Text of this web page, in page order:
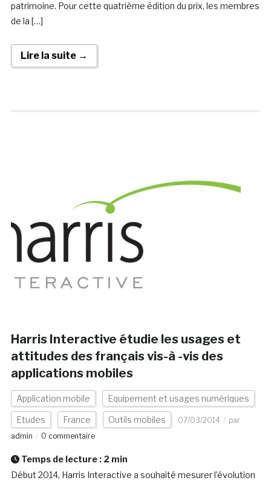
patrimoine. Pour cette quatrième édition du prix, les membres
de la […]
Lire la suite →
Harris Interactive étudie les usages et
attitudes des français vis-à -vis des
applications mobiles
Application mobile Equipement et usages numériques
Etudes France Outils mobiles 07/03/2014
par
admin
0 commentaire
Temps de lecture : 2 min
Début 2014, Harris Interactive a souhaité mesurer l’évolution